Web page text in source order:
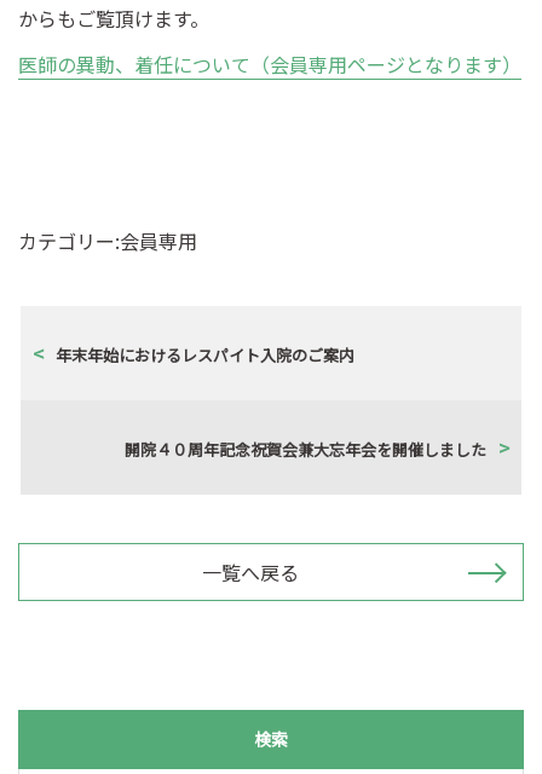
からもご覧頂けます。
医師の異動、着任について（会員専用ページとなります）
カテゴリー:会員専用
年末年始におけるレスパイト入院のご案内
開院４０周年記念祝賀会兼大忘年会を開催しました
一覧へ戻る
検索